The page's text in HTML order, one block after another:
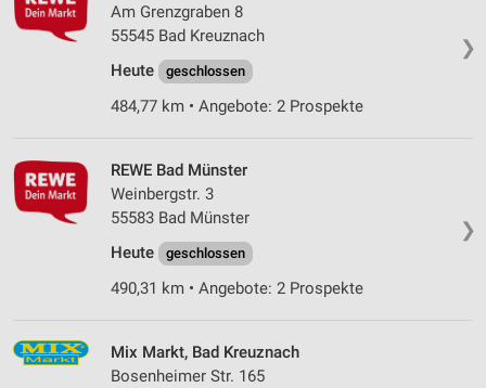
❯
Am Grenzgraben 8
55545 Bad Kreuznach
Heute
geschlossen
484,77 km • Angebote: 2 Prospekte
❯
REWE Bad Münster
Weinbergstr. 3
55583 Bad Münster
Heute
geschlossen
490,31 km • Angebote: 2 Prospekte
Mix Markt, Bad Kreuznach
Bosenheimer Str. 165